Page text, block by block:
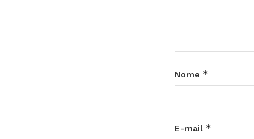
Nome *
E-mail *